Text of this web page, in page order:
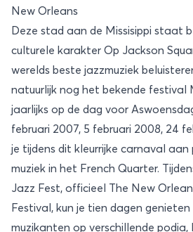
New Orleans
Deze stad aan de Missisippi staat
culturele karakter Op Jackson
werelds beste jazzmuziek
natuurlijk nog het bekende festival
jaarlijks op de dag voor
februari 2007, 5 februari 2008, 24
je tijdens dit kleurrijke carnaval aan
muziek in het French Quarter.
Jazz Fest, officieel The New
Festival, kun je tien dagen
muzikanten op verschillende podia,